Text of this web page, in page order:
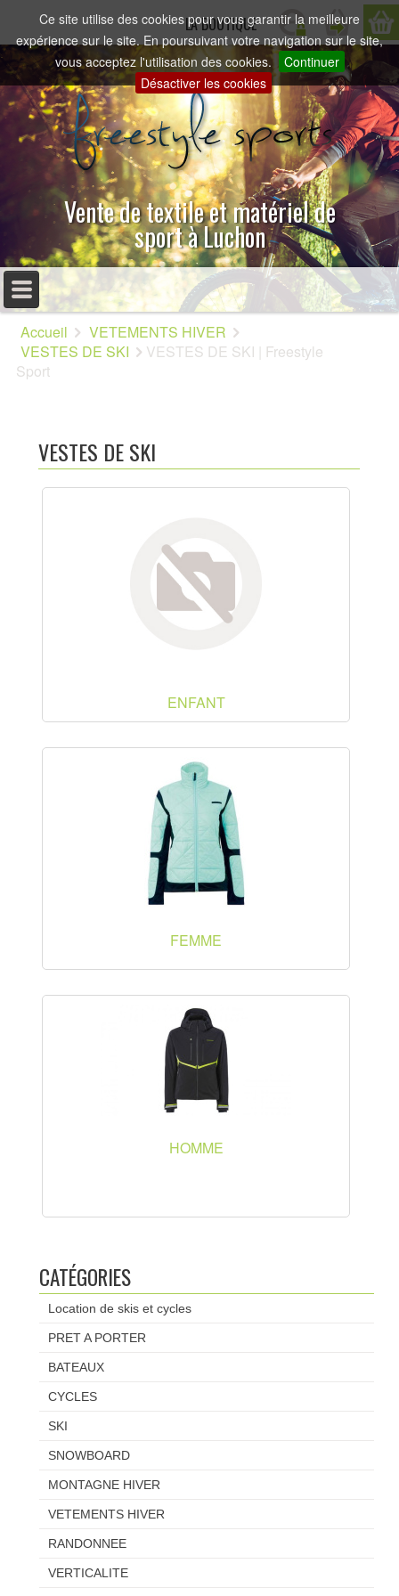
Ce site utilise des cookies pour vous garantir la meilleure
expérience sur le site. En poursuivant votre navigation sur le site,
vous acceptez l'utilisation des cookies.
Continuer
Désactiver les cookies
LA BOUTIQUE
Vente de textile et matériel de
sport à Luchon
MENU PRINCIPAL
ACCUEIL
NOTRE CATALOGUE
PHOTOS
LIENS UTILES
Accueil
VETEMENTS HIVER
VESTES DE SKI
VESTES DE SKI | Freestyle
Sport
VESTES DE SKI
ENFANT
FEMME
HOMME
CATÉGORIES
Location de skis et cycles
PRET A PORTER
BATEAUX
CYCLES
SKI
SNOWBOARD
MONTAGNE HIVER
VETEMENTS HIVER
RANDONNEE
VERTICALITE